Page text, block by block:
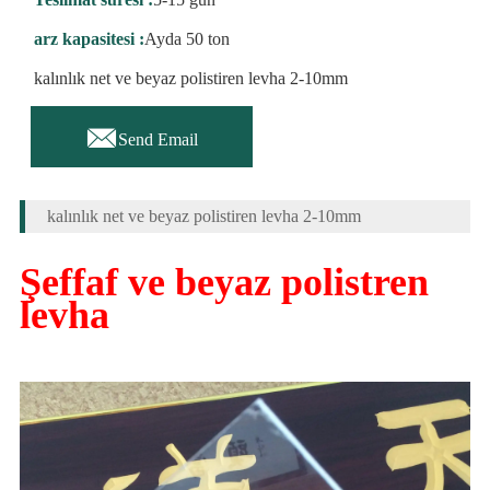
arz kapasitesi :Ayda 50 ton
kalınlık net ve beyaz polistiren levha 2-10mm
Send Email
kalınlık net ve beyaz polistiren levha 2-10mm
Şeffaf ve beyaz polistren
levha